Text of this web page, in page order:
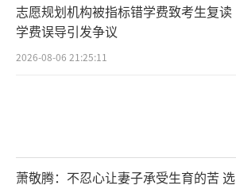
志愿规划机构被指标错学费致考生复读
学费误导引发争议
2026-08-06 21:25:11
萧敬腾：不忍心让妻子承受生育的苦 选